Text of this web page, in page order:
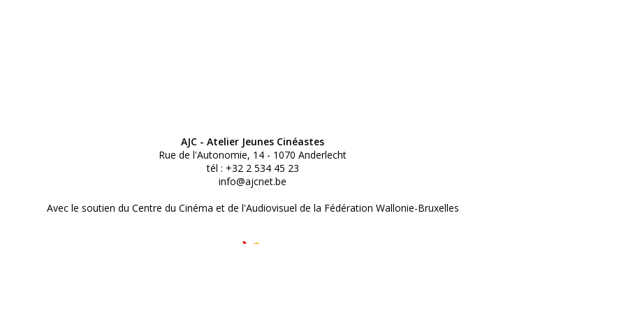
AJC - Atelier Jeunes Cinéastes
Rue de l'Autonomie, 14 - 1070 Anderlecht
tél : +32 2 534 45 23
info@ajcnet.be
Avec le soutien du Centre du Cinéma et de l'Audiovisuel de la Fédération Wallonie-Bruxelles